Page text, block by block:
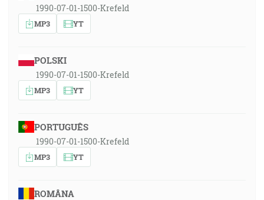
1990-07-01-1500-Krefeld
MP3 YT
POLSKI
1990-07-01-1500-Krefeld
MP3 YT
PORTUGUÊS
1990-07-01-1500-Krefeld
MP3 YT
ROMÂNA